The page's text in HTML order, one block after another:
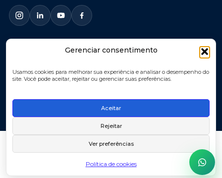
Gerenciar consentimento
Usamos cookies para melhorar sua experiência e analisar o desempenho do
site. Você pode aceitar, rejeitar ou gerenciar suas preferências.
Aceitar
Rejeitar
Ver preferências
Política de cookies
© 2026 Labor Equipamentos. Todos os direitos reservados.
Termos de Uso